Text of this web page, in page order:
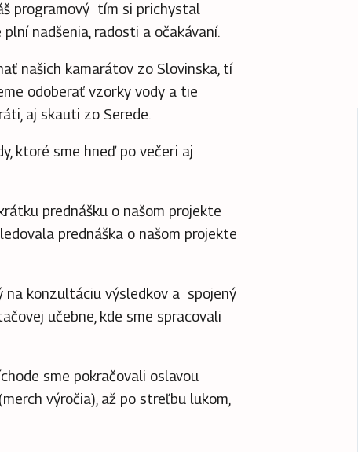
programový tím si prichystal
plní nadšenia, radosti a očakávaní.
našich kamarátov zo Slovinska, tí
odoberať vzorky vody a tie
aj skauti zo Serede.
ktoré sme hneď po večeri aj
prednášku o našom projekte
prednáška o našom projekte
na konzultáciu výsledkov a spojený
učebne, kde sme spracovali
sme pokračovali oslavou
výročia), až po streľbu lukom,